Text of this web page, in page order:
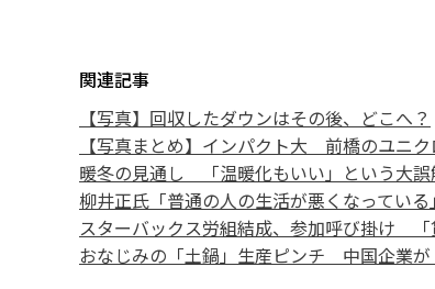
関連記事
【写真】回収したダウンはその後、どこへ？
【写真まとめ】インパクト大 前橋のユニ
暖冬の見通し 「温暖化もいい」という大誤
柳井正氏「普通の人の生活が悪くなっている」
スターバックス労組結成、参加呼び掛け 「
おなじみの「土鍋」生産ピンチ 中国企業